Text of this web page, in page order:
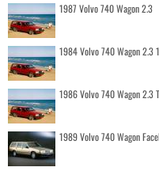
1987 Volvo 740 Wagon 2.3
1984 Volvo 740 Wagon 2.3
1986 Volvo 740 Wagon 2.3
1989 Volvo 740 Wagon